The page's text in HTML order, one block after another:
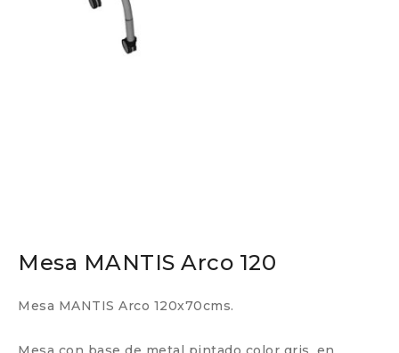
Mesa MANTIS Arco 120
Mesa MANTIS Arco 120x70cms.